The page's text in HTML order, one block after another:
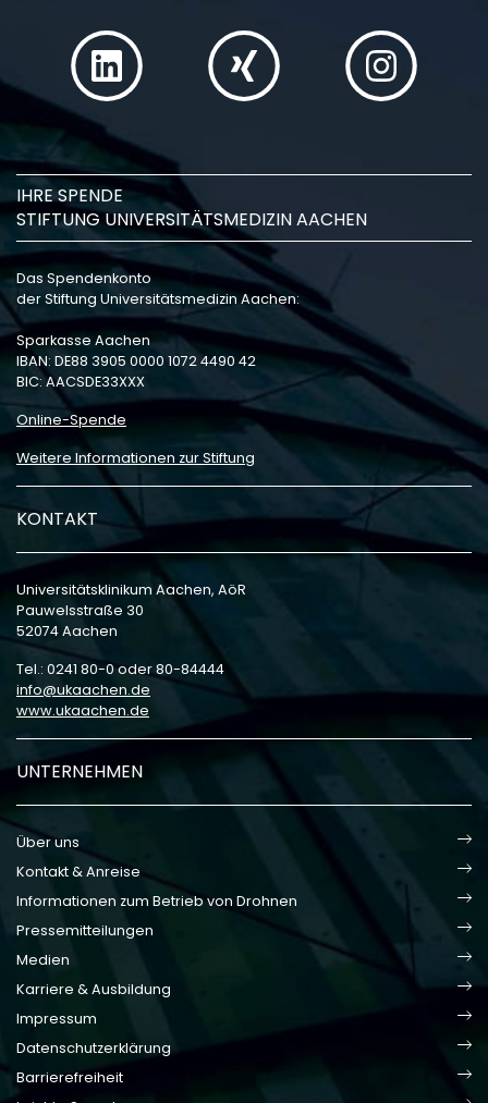
IHRE SPENDE
STIFTUNG UNIVERSITÄTSMEDIZIN AACHEN
Das Spendenkonto
der Stiftung Universitätsmedizin Aachen:
Sparkasse Aachen
IBAN: DE88 3905 0000 1072 4490 42
BIC: AACSDE33XXX
Online-Spende
Weitere Informationen zur Stiftung
KONTAKT
Universitätsklinikum Aachen, AöR
Pauwelsstraße 30
52074 Aachen
Tel.: 0241 80-0 oder 80-84444
info
ukaachen de
www.ukaachen.de
UNTERNEHMEN
Über uns
Kontakt & Anreise
Informationen zum Betrieb von Drohnen
Pressemitteilungen
Medien
Karriere & Ausbildung
Impressum
Datenschutzerklärung
Barrierefreiheit